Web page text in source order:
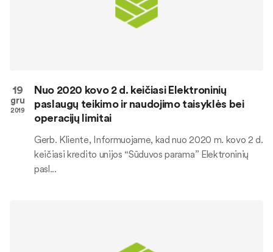
19
gru
2019
Nuo 2020 kovo 2 d. keičiasi Elektroninių
paslaugų teikimo ir naudojimo taisyklės bei
operacijų limitai
Gerb. Kliente, Informuojame, kad nuo 2020 m. kovo 2 d.
keičiasi kredito unijos “Sūduvos parama” Elektroninių
pasl...